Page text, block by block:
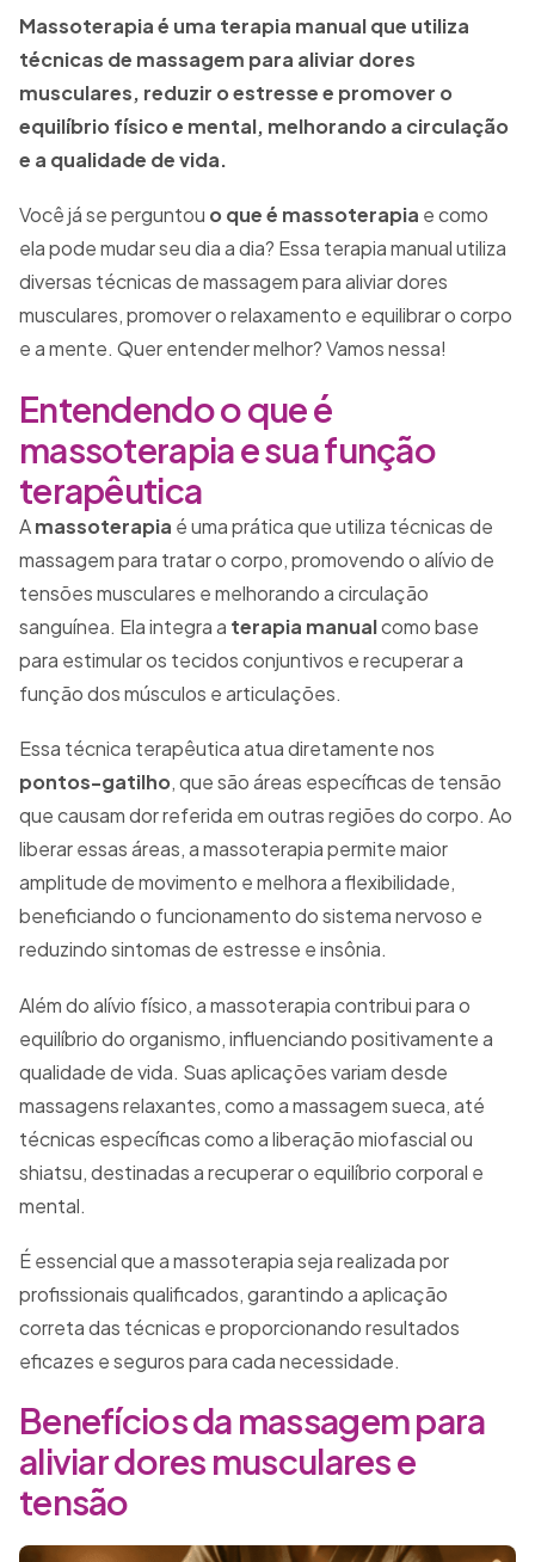
Massoterapia é uma terapia manual que utiliza
técnicas de massagem para aliviar dores
musculares, reduzir o estresse e promover o
equilíbrio físico e mental, melhorando a circulação
e a qualidade de vida.
Você já se perguntou o que é massoterapia e como
ela pode mudar seu dia a dia? Essa terapia manual utiliza
diversas técnicas de massagem para aliviar dores
musculares, promover o relaxamento e equilibrar o corpo
e a mente. Quer entender melhor? Vamos nessa!
Entendendo o que é
massoterapia e sua função
terapêutica
Amassoterapia é uma prática que utiliza técnicas de
massagem para tratar o corpo, promovendo o alívio de
tensões musculares e melhorando a circulação
sanguínea. Ela integra a terapia manualcomo base
para estimular os tecidos conjuntivos e recuperar a
função dos músculos e articulações.
Essa técnica terapêutica atua diretamente nos
pontos-gatilho, que são áreas específicas de tensão
que causam dor referida em outras regiões do corpo. Ao
liberar essas áreas, a massoterapia permite maior
amplitude de movimento e melhora a flexibilidade,
beneficiando o funcionamento do sistema nervoso e
reduzindo sintomas de estresse e insônia.
Além do alívio físico, a massoterapia contribui para o
equilíbrio do organismo, influenciando positivamente a
qualidade de vida. Suas aplicações variam desde
massagens relaxantes, como a massagem sueca, até
técnicas específicas como a liberação miofascial ou
shiatsu, destinadas a recuperar o equilíbrio corporal e
mental.
É essencial que a massoterapia seja realizada por
profissionais qualificados, garantindo a aplicação
correta das técnicas e proporcionando resultados
eficazes e seguros para cada necessidade.
Benefícios da massagem para
aliviar dores musculares e
tensão